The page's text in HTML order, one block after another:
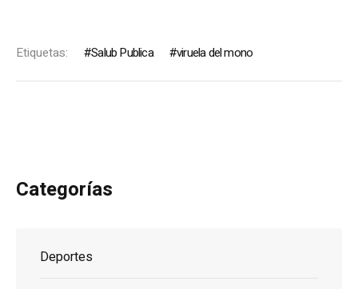
Etiquetas: Salub Publica viruela del mono
Categorías
Deportes